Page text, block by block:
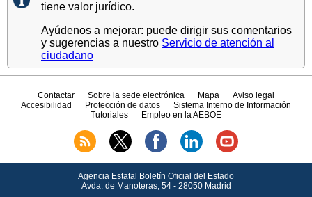
tiene valor jurídico.
Ayúdenos a mejorar: puede dirigir sus comentarios
y sugerencias a nuestro Servicio de atención al
ciudadano
Contactar Sobre la sede electrónica Mapa
Aviso legal
Accesibilidad
Protección de datos
Sistema Interno de Información
Tutoriales
Empleo en la AEBOE
Agencia Estatal Boletín Oficial del Estado
Avda. de Manoteras, 54 - 28050 Madrid